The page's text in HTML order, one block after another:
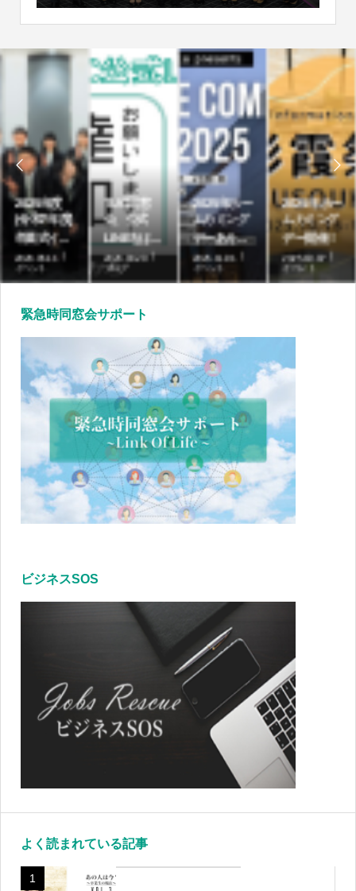

高崎商科大
学短期大学
部の募集...
2026.07.01
ブログ
2025年度
(令和7年度)
卒業式イ...
2026.05.11
イベント
TUC同窓
会、公式
LINEをは...
2026.03.20
ブログ
2025年ホー
ムカミング
デーあり...
2025.11.01
イベント

緊急時同窓会サポート
ビジネスSOS
よく読まれている記事
1